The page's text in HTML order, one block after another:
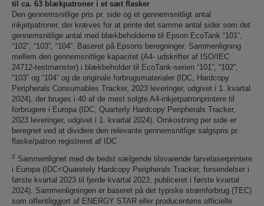
til ca. 63 blækpatroner i et sæt flasker
Den gennemsnitlige pris pr. side og et gennemsnitligt antal
inkjetpatroner, der kræves for at printe det samme antal sider som det
gennemsnitlige antal med blækbeholderne til Epson EcoTank “101”,
“102”, “103”, “104”. Baseret på Epsons beregninger. Sammenligning
mellem den gennemsnitlige kapacitet (A4- udskrifter af ISO/IEC
24712-testmønster) i blækbeholder til EcoTank-serien “101”, “102”,
“103” og “104” og de originale forbrugsmaterialer (IDC, Hardcopy
Peripherals Consumables Tracker, 2023 leveringer, udgivet i 1. kvartal
2024), der bruges i 40 af de mest solgte A4-inkjetpatronprintere til
forbrugere i Europa (IDC, Quarterly Hardcopy Peripherals Tracker,
2023 leveringer, udgivet i 1. kvartal 2024). Omkostning per side er
beregnet ved at dividere den relevante gennemsnitlige salgspris pr.
flaske/patron registreret af IDC
2 Sammenlignet med de bedst sælgende tilsvarende farvelaserprintere
i Europa (IDC<Quaretely Hardcopy Peripherals Tracker, forsendelser i
første kvartal 2023 til fjerde kvartal 2023, publiceret i første kvartal
2024). Sammenligningen er baseret på det typiske strømforbrug (TEC)
som offentliggjort af ENERGY STAR eller producentens officielle